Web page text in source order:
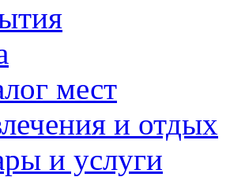
мест
и отдых
и услуги